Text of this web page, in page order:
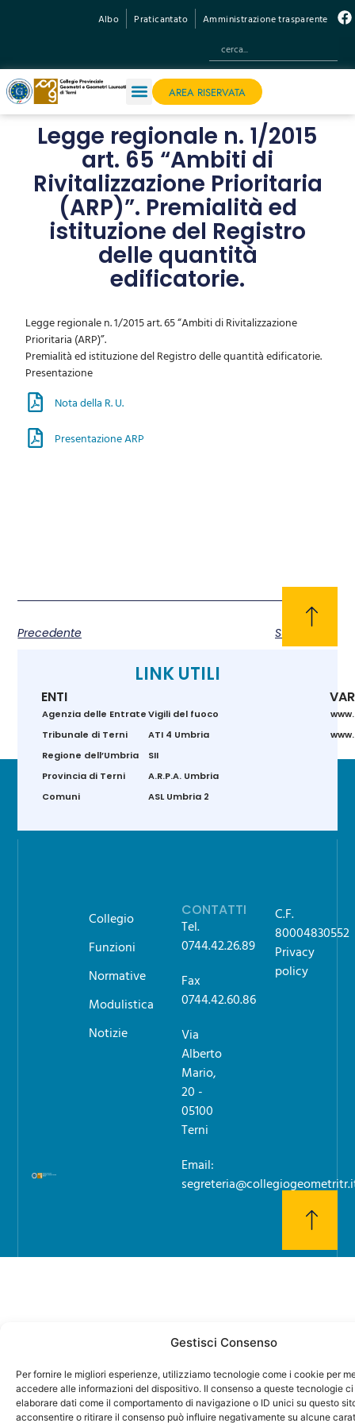
Gestisci Consenso
Per fornire le migliori esperienze, utilizziamo tecnologie come i cookie per
accedere alle informazioni del dispositivo. Il consenso a queste tecnologie
elaborare dati come il comportamento di navigazione o ID unici su questo
acconsentire o ritirare il consenso può influire negativamente su alcune
Albo Praticantato Amministrazione trasparente
AREA RISERVATA
Legge regionale n. 1/2015
art. 65 “Ambiti di
Rivitalizzazione Prioritaria
(ARP)”. Premialità ed
istituzione del Registro
delle quantità
edificatorie.
Legge regionale n. 1/2015 art. 65 “Ambiti di Rivitalizzazione
Prioritaria (ARP)”.
Premialità ed istituzione del Registro delle quantità edificatorie.
Presentazione
Nota della R. U.
Presentazione ARP
Precedente Successivo
LINK UTILI
ENTI
Agenzia delle Entrate
Tribunale di Terni
Regione dell’Umbria
Provincia di Terni
Comuni
Vigili del fuoco
ATI 4 Umbria
SII
A.R.P.A. Umbria
ASL Umbria 2
Collegio
Funzioni
Normative
Modulistica
Notizie
CONTATTI
Tel.
0744.42.26.89
Fax
0744.42.60.86
Via
Alberto
Mario,
20 -
05100
Terni
Email:
C.F.
80004830552
Privacy
policy